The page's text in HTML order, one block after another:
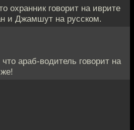
охранник говорит на иврите
и Джамшут на русском.
араб-водитель говорит на